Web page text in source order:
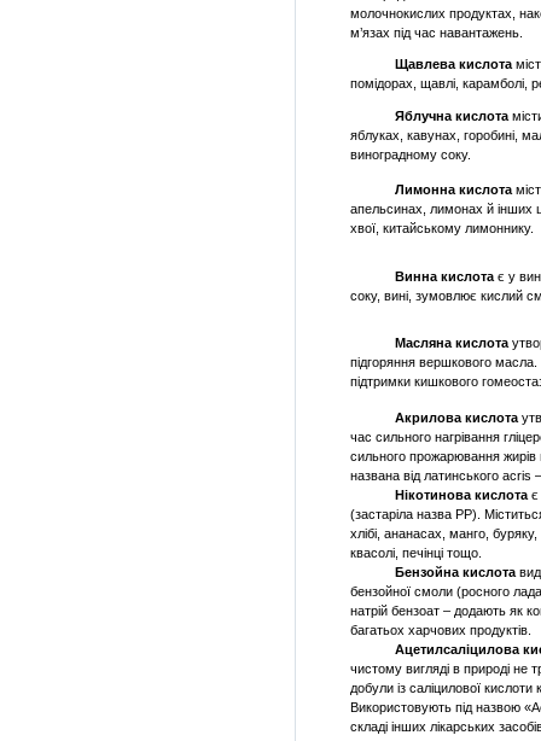
молочнокислих продуктах,
м’язах під час навантажень.
Щавлева кислота
помідорах, щавлі, карамболі,
Яблучна кислота
яблуках, кавунах, горобині,
виноградному соку.
Лимонна кислота
апельсинах, лимонах й інших
хвої, китайському лимоннику.
Винна кислота є у
соку, вині, зумовлює кислий
Масляна кислота
підгоряння вершкового масла.
підтримки кишкового
Акрилова кислота
час сильного нагрівання
сильного прожарювання жирів
названа від латинського acris
Нікотинова кислота є
(застаріла назва РР).
хлібі, ананасах, манго, буряку,
квасолі, печінці тощо.
Бензойна кислота
бензойної смоли (росного
натрій бензоат – додають як
багатьох харчових продуктів.
Ацетилсаліцилова
чистому вигляді в природі не
добули із саліцилової кислоти
Використовують під назвою
складі інших лікарських